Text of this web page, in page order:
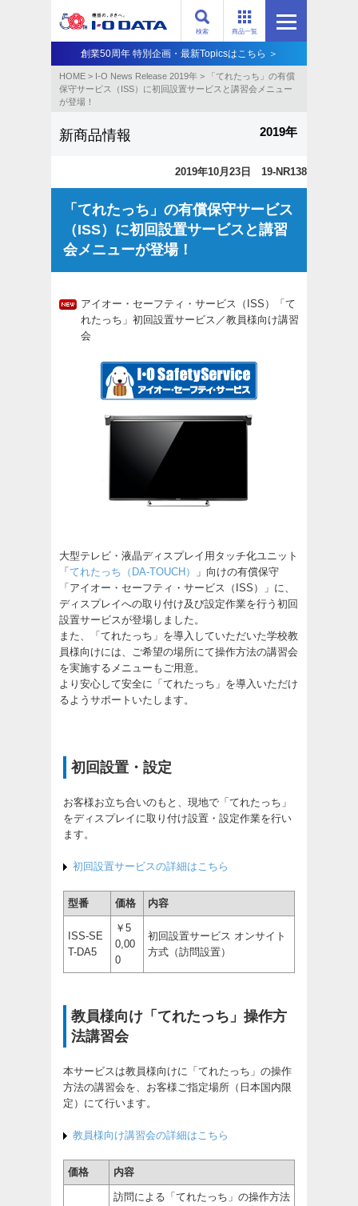
商品一覧
検索
創業50周年 特別企画・最新Topicsはこちら ＞
HOME > I-O News Release 2019年 >
「てれたっち」の有償
保守サービス（ISS）に初回設置サービスと講習会メニュー
が登場！
新商品情報 2019年
2019年10月23日 19-NR138
「てれたっち」の有償保守サービス
（ISS）に初回設置サービスと講習
会メニューが登場！
アイオー・セーフティ・サービス（ISS）「て
れたっち」初回設置サービス／教員様向け講習
会
大型テレビ・液晶ディスプレイ用タッチ化ユニット
「 てれたっち（DA-TOUCH）
」向けの有償保守
「アイオー・セーフティ・サービス（ISS）」に、
ディスプレイへの取り付け及び設定作業を行う初回
設置サービスが登場しました。
また、「てれたっち」を導入していただいた学校教
員様向けには、ご希望の場所にて操作方法の講習会
を実施するメニューもご用意。
より安心して安全に「てれたっち」を導入いただけ
るようサポートいたします。
初回設置・設定
お客様お立ち合いのもと、現地で「てれたっち」
をディスプレイに取り付け設置・設定作業を行い
ます。
初回設置サービスの詳細はこちら
型番 価格 内容
ISS-SE
T-DA5
￥5
0,00
0
初回設置サービス オンサイト
方式（訪問設置）
教員様向け「てれたっち」操作方
法講習会
本サービスは教員様向けに「てれたっち」の操作
方法の講習会を、お客様ご指定場所（日本国内限
定）にて行います。
教員様向け講習会の詳細はこちら
価格 内容
訪問による「てれたっち」の操作方法